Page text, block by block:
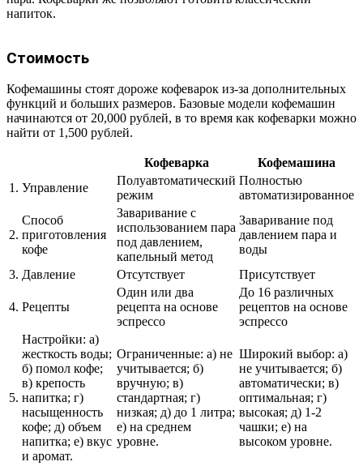
напиток.
Стоимость
Кофемашины стоят дороже кофеварок из-за дополнительных
функций и больших размеров. Базовые модели кофемашин
начинаются от 20,000 рублей, в то время как кофеварки можно
найти от 1,500 рублей.
Кофеварка
Кофемашина
1. Управление
Полуавтоматический
режим
Полностью
автоматизированное
2.
Способ
приготовления
кофе
Заваривание с
использованием пара
под давлением,
капельный метод
Заваривание под
давлением пара и
воды
3. Давление Отсутствует Присутствует
4. Рецепты
Один или два
рецепта на основе
эспрессо
До 16 различных
рецептов на основе
эспрессо
5.
Настройки: а)
жесткость воды;
б) помол кофе;
в) крепость
напитка; г)
насыщенность
кофе; д) объем
напитка; е) вкус
и аромат.
Ограниченные: а) не
учитывается; б)
вручную; в)
стандартная; г)
низкая; д) до 1 литра;
е) на среднем
уровне.
Широкий выбор: а)
не учитывается; б)
автоматически; в)
оптимальная; г)
высокая; д) 1-2
чашки; е) на
высоком уровне.